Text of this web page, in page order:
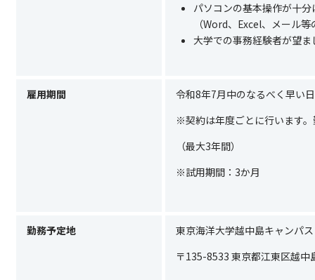
パソコンの基本操作が十
（Word、Excel、メール
大学での事務経験者が望ま
雇用期間 令和8年7月中のなるべく早い
※契約は年度ごとに行います
（最大3年間）
※試用期間： 3か月
勤務予定地
東京海洋大学越中島キャンパス
〒135-8533 東京都江東区越中